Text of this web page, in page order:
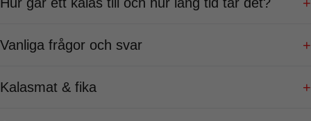
Vanliga frågor och svar +
Kalasmat & fika +